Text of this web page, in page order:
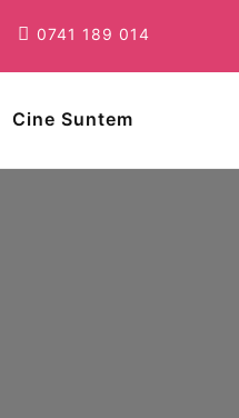
0741 189 014
Cine Suntem